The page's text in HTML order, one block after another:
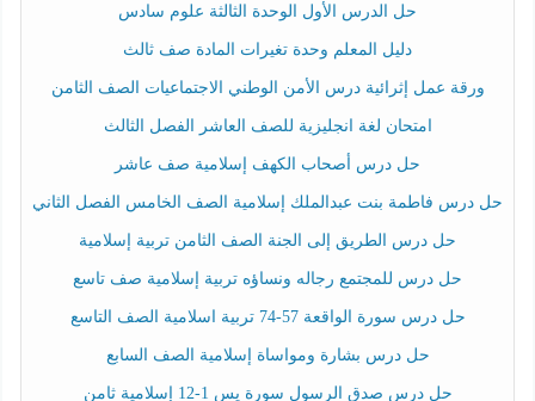
حل الدرس الأول الوحدة الثالثة علوم سادس
دليل المعلم وحدة تغيرات المادة صف ثالث
ورقة عمل إثرائية درس الأمن الوطني الاجتماعيات الصف الثامن
امتحان لغة انجليزية للصف العاشر الفصل الثالث
حل درس أصحاب الكهف إسلامية صف عاشر
حل درس فاطمة بنت عبدالملك إسلامية الصف الخامس الفصل الثاني
حل درس الطريق إلى الجنة الصف الثامن تربية إسلامية
حل درس للمجتمع رجاله ونساؤه تربية إسلامية صف تاسع
حل درس سورة الواقعة 57-74 تربية اسلامية الصف التاسع
حل درس بشارة ومواساة إسلامية الصف السابع
حل درس صدق الرسول سورة يس 1-12 إسلامية ثامن